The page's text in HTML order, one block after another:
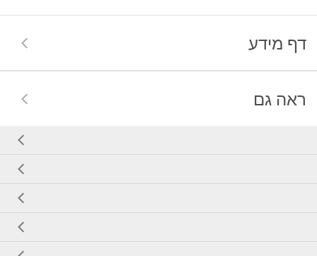
דף מידע
ראה גם